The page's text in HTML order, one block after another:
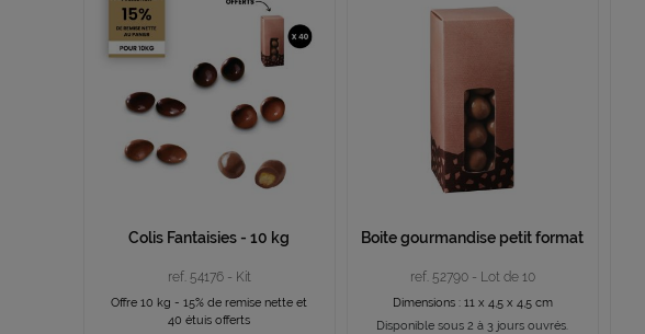
Colis Fantaisies - 10 kg
ref. 54176 - Kit
Offre 10 kg - 15% de remise nette et
40 étuis offerts
Boite gourmandise petit format
ref. 52790 - Lot de 10
Dimensions : 11 x 4,5 x 4,5 cm
Disponible sous 2 à 3 jours ouvrés.